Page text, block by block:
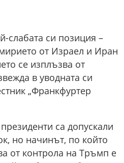
слабата си позиция –
от Израел и Иран
се изплъзва от
в уводната си
„Франкфуртер
са допускали
но начинът, по който
от контрола на Тръмп е